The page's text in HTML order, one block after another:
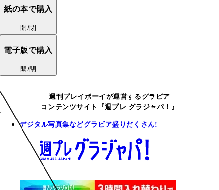
紙の本で購入
開/閉
電子版で購入
開/閉
週刊プレイボーイが運営するグラビア
コンテンツサイト『週プレ グラジャパ！』
デジタル写真集などグラビア盛りだくさん!